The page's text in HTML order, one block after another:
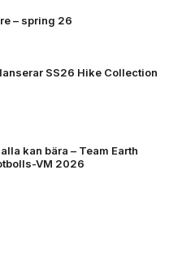
– spring 26
SS26 Hike Collection
kan bära – Team Earth
VM 2026